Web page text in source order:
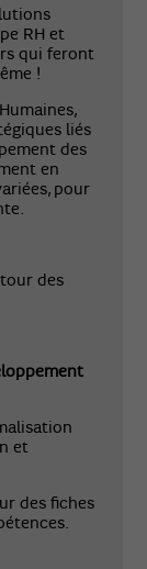
RH et
qui feront
!
liés
des
en
pour
des
et
des fiches